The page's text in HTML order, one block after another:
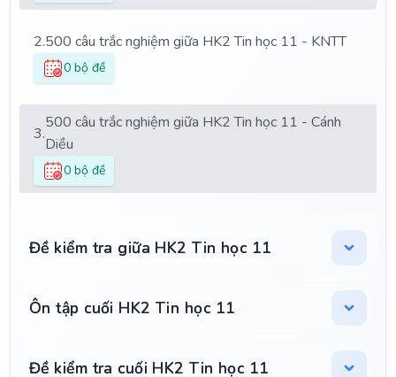
2.500 câu trắc nghiệm giữa HK2 Tin học 11 - KNTT
0 bộ đề
3.
500 câu trắc nghiệm giữa HK2 Tin học 11 - Cánh
Diều
0 bộ đề
Đề kiểm tra giữa HK2 Tin học 11
Ôn tập cuối HK2 Tin học 11
Đề kiểm tra cuối HK2 Tin học 11